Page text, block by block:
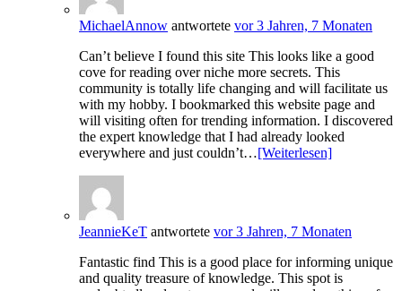
MichaelAnnow antwortete vor 3 Jahren, 7 Monaten
Can’t believe I found this site This looks like a good
cove for reading over niche more secrets. This
community is totally life changing and will facilitate us
with my hobby. I bookmarked this website page and
will visiting often for trending information. I discovered
the expert knowledge that I had already looked
everywhere and just couldn’t…[Weiterlesen]
JeannieKeT antwortete vor 3 Jahren, 7 Monaten
Fantastic find This is a good place for informing unique
and quality treasure of knowledge. This spot is